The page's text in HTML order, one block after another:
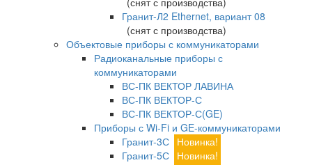
Гранит-Л2 Ethernet, вариант 08
(снят с производства)
Объектовые приборы с коммуникаторами
Радиоканальные приборы с
коммуникаторами
ВС-ПК ВЕКТОР ЛАВИНА
ВС-ПК ВЕКТОР-С
ВС-ПК ВЕКТОР-С(GE)
Приборы с Wi-Fi и GE-коммуникаторами
Гранит-3С Новинка!
Гранит-5С Новинка!